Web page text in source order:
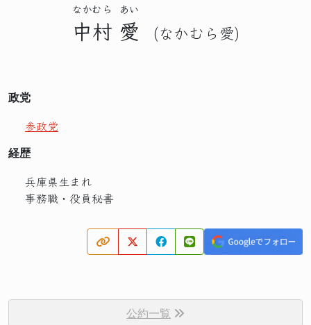
中村
なかむら
愛
あい
(なかむら愛)
政党
参政党
経歴
兵庫県生まれ
事務職・役員秘書
公約一覧